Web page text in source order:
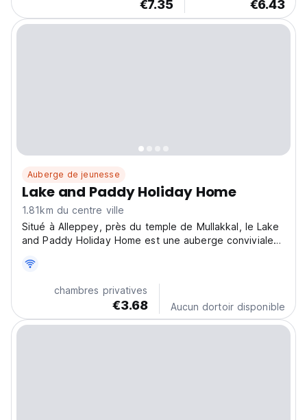
€7.35 €6.43
Auberge de jeunesse
Lake and Paddy Holiday Home
1.81km du centre ville
Situé à Alleppey, près du temple de Mullakkal, le Lake
and Paddy Holiday Home est une auberge conviviale
voyages sociaux en Inde. (Auto-translated from original
chambres privatives
€3.68 Aucun dortoir disponible